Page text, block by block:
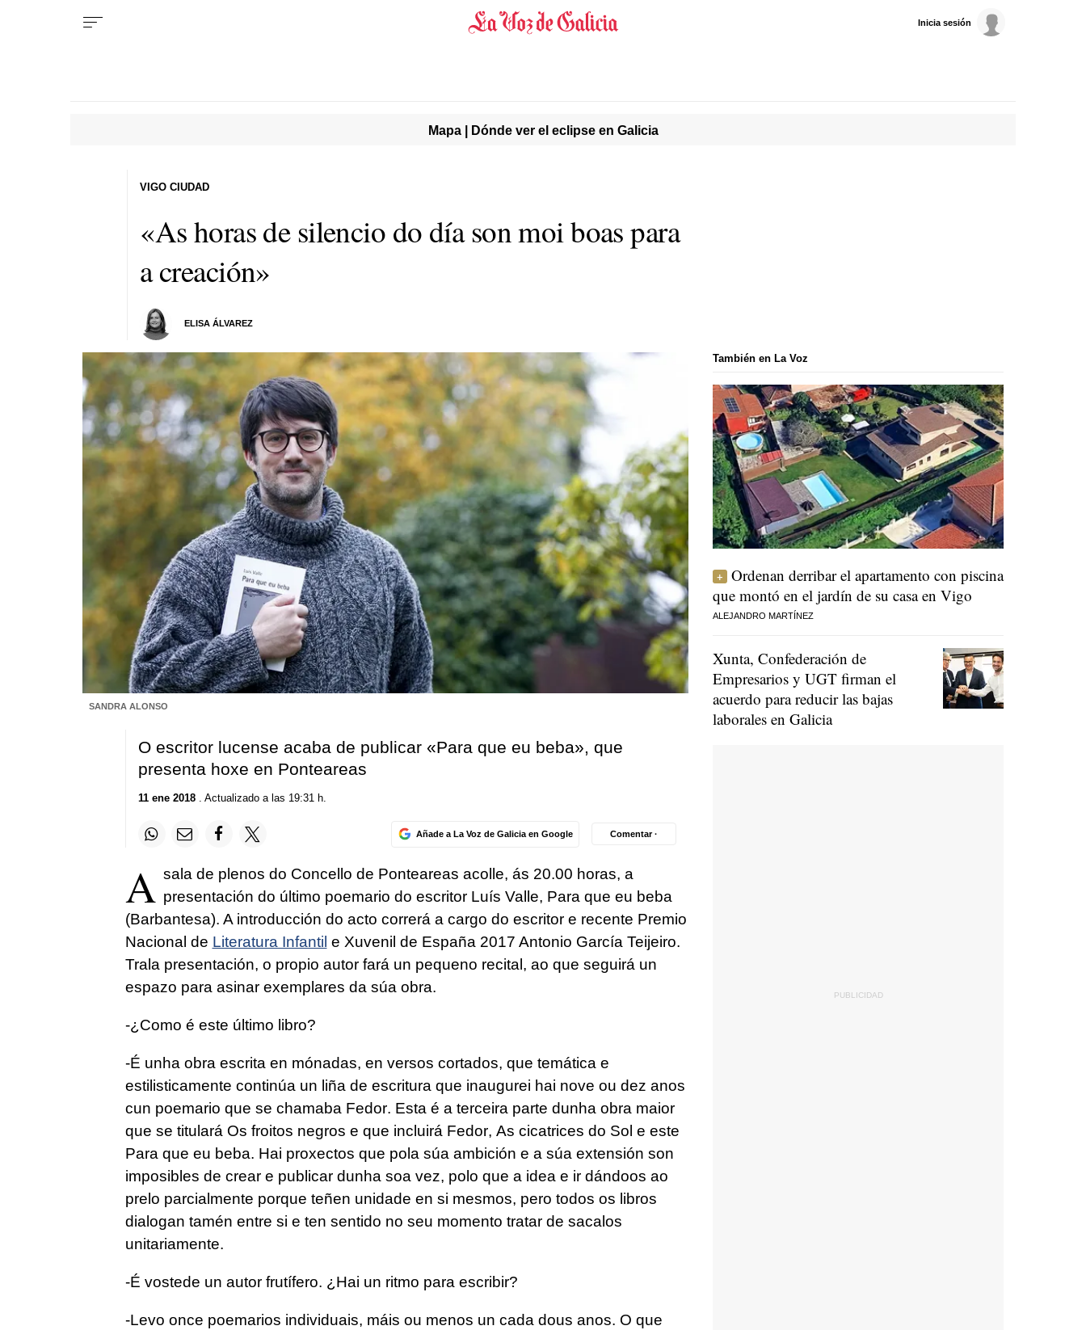
Inicia sesión
Mapa | Dónde ver el eclipse en Galicia
«As horas de silencio do día son moi boas para
a creación»
ELISA ÁLVAREZ
VIGO CIUDAD
SANDRA ALONSO
O escritor lucense acaba de publicar «Para que eu beba», que
presenta hoxe en Ponteareas
11 ene 2018. Actualizado a las 19:31 h.
Añade a La Voz de Galicia en Google Comentar ·
A sala de plenos do Concello de Ponteareas acolle, ás 20.00 horas, a
presentación do último poemario do escritor Luís Valle, Para que eu beba
(Barbantesa). A introducción do acto correrá a cargo do escritor e recente Premio
Nacional de Literatura Infantil e Xuvenil de España 2017 Antonio García Teijeiro.
Trala presentación, o propio autor fará un pequeno recital, ao que seguirá un
espazo para asinar exemplares da súa obra.
-¿Como é este último libro?
-É unha obra escrita en mónadas, en versos cortados, que temática e
estilisticamente continúa un liña de escritura que inaugurei hai nove ou dez anos
cun poemario que se chamaba Fedor. Esta é a terceira parte dunha obra maior
que se titulará Os froitos negros e que incluirá Fedor, As cicatrices do Sol e este
Para que eu beba. Hai proxectos que pola súa ambición e a súa extensión son
imposibles de crear e publicar dunha soa vez, polo que a idea e ir dándoos ao
prelo parcialmente porque teñen unidade en si mesmos, pero todos os libros
dialogan tamén entre si e ten sentido no seu momento tratar de sacalos
unitariamente.
-É vostede un autor frutífero. ¿Hai un ritmo para escribir?
-Levo once poemarios individuais, máis ou menos un cada dous anos. O que
También en La Voz
Ordenan derribar el apartamento con piscina
que montó en el jardín de su casa en Vigo
ALEJANDRO MARTÍNEZ
Xunta, Confederación de
Empresarios y UGT firman el
acuerdo para reducir las bajas
laborales en Galicia